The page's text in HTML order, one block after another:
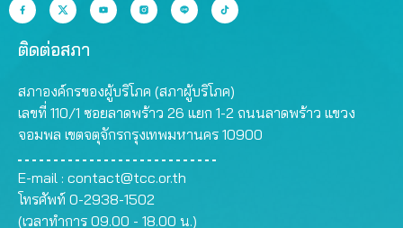
ติดต่อสภา
สภาองค์กรของผู้บริโภค (สภาผู้บริโภค)
เลขที่ 110/1 ซอยลาดพร้าว 26 แยก 1-2 ถนนลาดพร้าว แขวง
จอมพล เขตจตุจักรกรุงเทพมหานคร 10900
E-mail : contact@tcc.or.th
โทรศัพท์ 0-2938-1502
(เวลาทำการ 09.00 - 18.00 น.)